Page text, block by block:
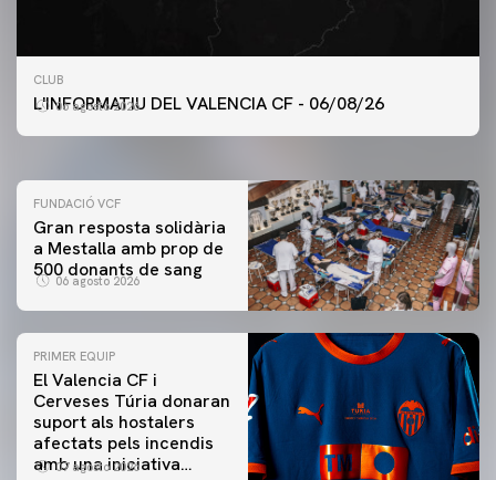
CLUB
L'INFORMATIU DEL VALENCIA CF - 06/08/26
06 agosto 2026
PRIMER EQUIP
ENTRENAMENT DEL VALENCIA CF 6/8/2026
FUNDACIÓ VCF
Gran resposta solidària
a Mestalla amb prop de
500 donants de sang
06 agosto 2026
PRIMER EQUIP
El Valencia CF i
Cerveses Túria donaran
suport als hostalers
afectats pels incendis
amb una iniciativa
07 agosto 2026